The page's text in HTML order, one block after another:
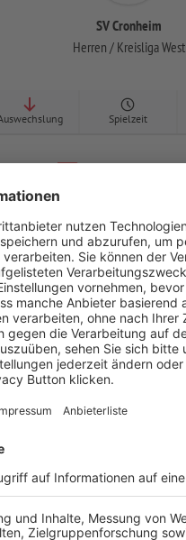
SV Cronheim
Herren / Kreisliga West
Spielzeit
-:-
- -
-:-
-
- -
-:-